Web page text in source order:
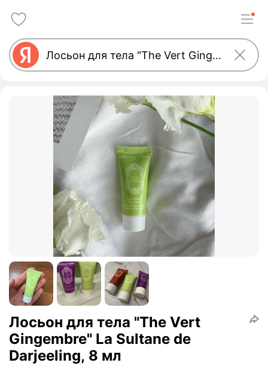
Лосьон для тела "The Vert
Gingembre" La Sultane de
Darjeeling, 8 мл